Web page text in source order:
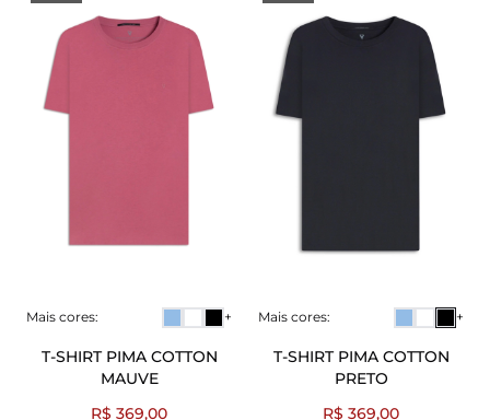
Mais cores: +
T-SHIRT PIMA COTTON
MAUVE
R$ 369,00
Mais cores: +
T-SHIRT PIMA COTTON
PRETO
R$ 369,00